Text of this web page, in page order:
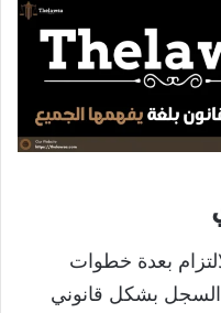
بعدة خطوات
بشكل قانوني